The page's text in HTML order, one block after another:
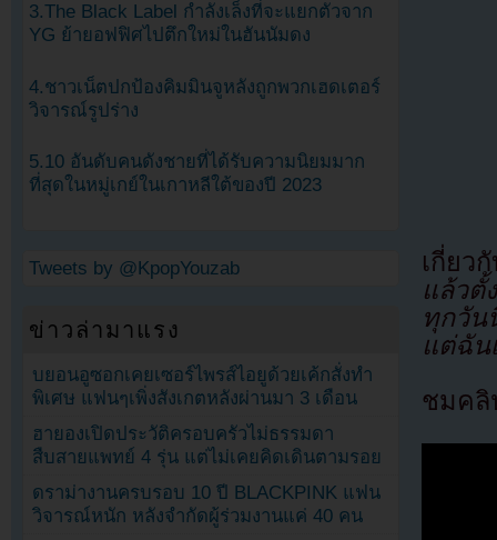
เกี่ยว
แล้วตั้
ทุกวัน
แต่ฉัน
ชมคลิ
3.The Black Label กำลังเล็งที่จะแยกตัวจาก
YG ย้ายอฟฟิศไปตึกใหม่ในฮันนัมดง
4.ชาวเน็ตปกป้องคิมมินจูหลังถูกพวกเฮดเตอร์
วิจารณ์รูปร่าง
5.10 อันดับคนดังชายที่ได้รับความนิยมมาก
ที่สุดในหมู่เกย์ในเกาหลีใต้ของปี 2023
Tweets by @KpopYouzab
ข่าวล่ามาแรง
บยอนอูซอกเคยเซอร์ไพรส์ไอยูด้วยเค้กสั่งทำ
พิเศษ แฟนๆเพิ่งสังเกตหลังผ่านมา 3 เดือน
ฮายองเปิดประวัติครอบครัวไม่ธรรมดา
สืบสายแพทย์ 4 รุ่น แต่ไม่เคยคิดเดินตามรอย
ดราม่างานครบรอบ 10 ปี BLACKPINK แฟน
วิจารณ์หนัก หลังจำกัดผู้ร่วมงานแค่ 40 คน